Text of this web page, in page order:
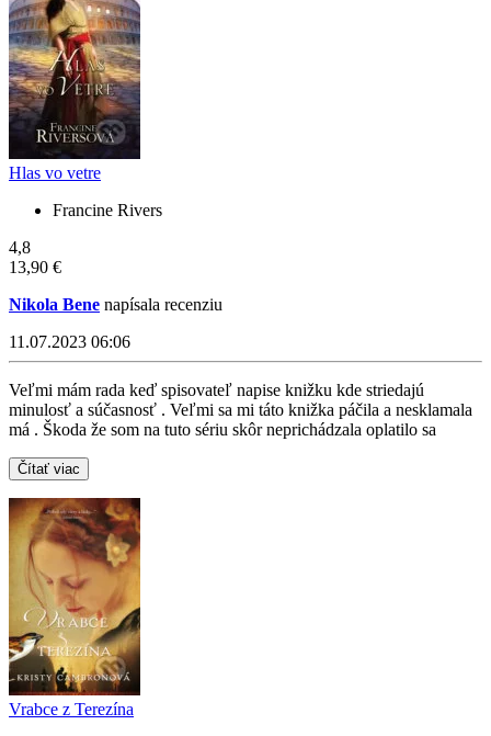
Hlas vo vetre
Francine Rivers
4,8
13,90 €
Nikola Bene napísala recenziu
11.07.2023 06:06
Veľmi mám rada keď spisovateľ napise knižku kde striedajú
minulosť a súčasnosť . Veľmi sa mi táto knižka páčila a nesklamala
má . Škoda že som na tuto sériu skôr neprichádzala oplatilo sa
Čítať viac
Vrabce z Terezína